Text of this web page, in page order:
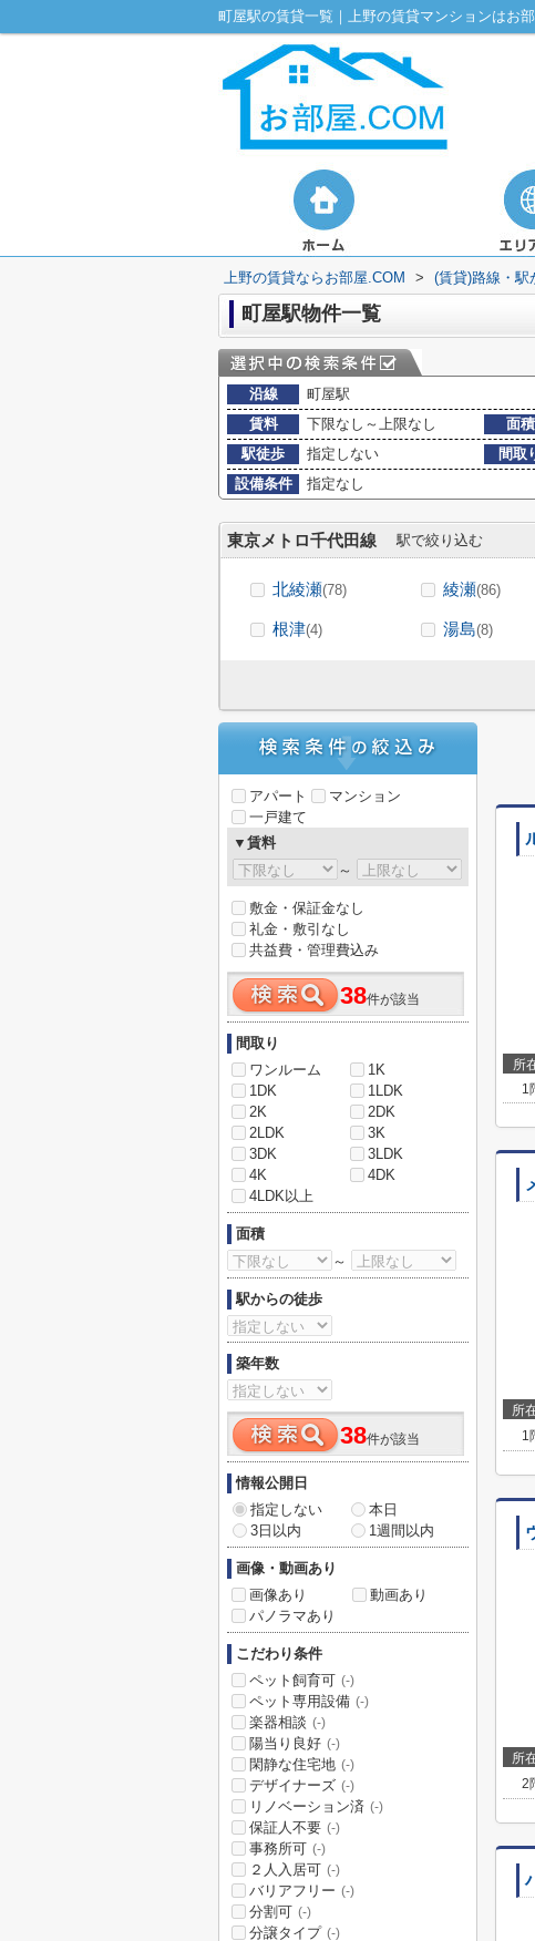
町屋駅の賃貸一覧｜上野の賃貸マンションはお
上野の賃貸ならお部屋.COM > (賃貸)路線・駅
町屋駅物件一覧
沿線
町屋駅
賃料
下限なし～上限なし 面積
駅徒歩
指定しない 間取
設備条件
指定なし
東京メトロ千代田線 駅で絞り込む
北綾瀬(78) 綾瀬(86)
根津(4) 湯島(8)
所
1
所
1
所
2
アパート
マンション
一戸建て
▼賃料
～
敷金・保証金なし
礼金・敷引なし
共益費・管理費込み
38件が該当
間取り
ワンルーム
1K
1DK
1LDK
2K
2DK
2LDK
3K
3DK
3LDK
4K
4DK
4LDK以上
面積
～
駅からの徒歩
築年数
38件が該当
情報公開日
指定しない
本日
3日以内
1週間以内
画像・動画あり
画像あり
動画あり
パノラマあり
こだわり条件
ペット飼育可 (-)
ペット専用設備 (-)
楽器相談 (-)
陽当り良好 (-)
閑静な住宅地 (-)
デザイナーズ (-)
リノベーション済 (-)
保証人不要 (-)
事務所可 (-)
２人入居可 (-)
バリアフリー (-)
分割可 (-)
分譲タイプ (-)